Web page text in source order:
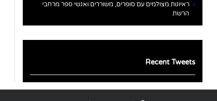
ראיונות מצולמים עם סופרים, משוררים ואנשי ספר מרחבי
הרשת
Recent Tweets